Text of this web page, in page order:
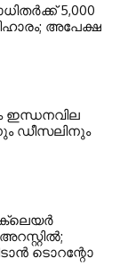
5,000
അപേക്ഷ
ഇന്ധനവില
ഡീസലിനും
ടൊറന്റോ